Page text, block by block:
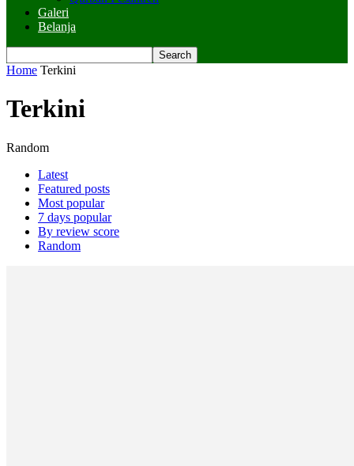
Galeri
Belanja
Home Terkini
Terkini
Random
Latest
Featured posts
Most popular
7 days popular
By review score
Random